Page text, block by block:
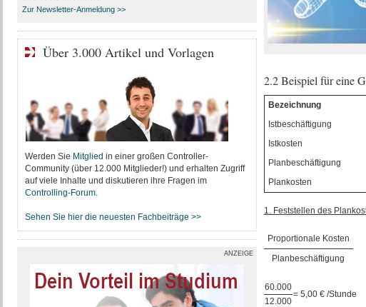
2.2 Beispiel für eine
Bezeichnung
Istbeschäftigung
Istkosten
Planbeschäftigung
Plankosten
1. Feststellen des
Proportionale Kosten
Planbeschäftigung
60.000
= 5,00 € /Stunde
12.000
Zur Newsletter-Anmeldung >>
Über 3.000 Artikel und Vorlagen
Werden Sie Mitglied in einer großen Controller-
Community (über 12.000 Mitglieder!) und erhalten Zugriff
auf viele Inhalte und diskutieren ihre Fragen im
Controlling-Forum.
Sehen Sie hier die neuesten Fachbeiträge >>
ANZEIGE